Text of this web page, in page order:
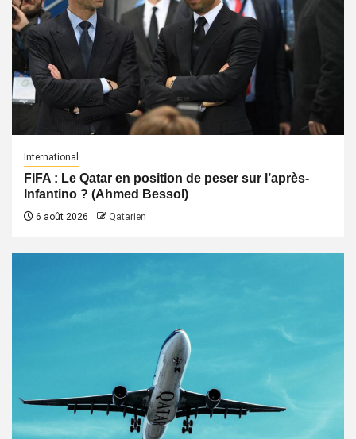
International
FIFA : Le Qatar en position de peser sur l’après-
Infantino ? (Ahmed Bessol)
6 août 2026 Qatarien